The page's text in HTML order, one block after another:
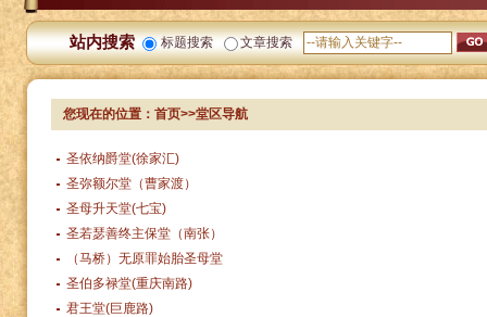
站内搜索 标题搜索 文章搜索
您现在的位置：首页>>堂区导航
圣依纳爵堂(徐家汇)
圣弥额尔堂（曹家渡）
圣母升天堂(七宝)
圣若瑟善终主保堂（南张）
（马桥）无原罪始胎圣母堂
圣伯多禄堂(重庆南路)
君王堂(巨鹿路)